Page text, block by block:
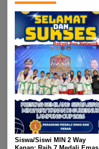
2026 M
Siswa/Siswi MIN 2 Way